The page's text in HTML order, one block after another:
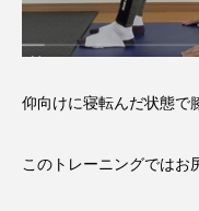
仰向けに寝転んだ状態で
このトレーニングではお